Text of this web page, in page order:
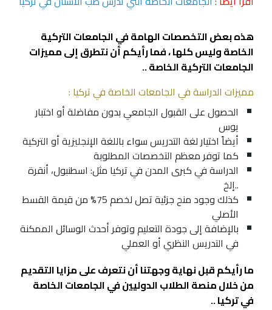
هذه بعض التخصصات الهامة في الجامعات التركية
الخاصة وليس كلها ، فما رأيكم أن نتطرق إلى مميزات
الجامعات التركية الخاصة ..
مميزات الدراسة في الجامعات الخاصة في تركيا :
الحصول على القبول الجامعي بدون مفاضلة أو اختبار
يوس
أيضاً اختيار لغة التدريس سواء باللغة الإنجليزية أو التركية
كما توفر معظم التخصصات المطلوبة
الدراسة في كبرى المدن في تركيا مثل: اسطنبول، أنقرة
..إلخ
كذلك وجود منح جزئية تصل لخصم 75% من قيمة القسط
الأصلي
بالإضافة إلى جودة التعليم وتوفر أحدث الوسائل الممكنة
في التدريس النظري أو العملي
ما رأيكم قبل نهاية وجهتنا أن نتعرف على مزايا التقديم
من خلال منصة الطلاب الدوليين في الجامعات الخاصة
في تركيا ..